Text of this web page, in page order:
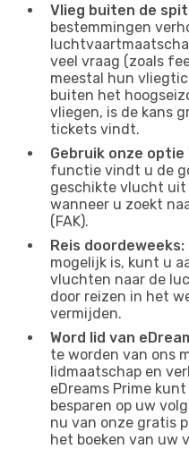
Vlieg buiten de
bestemmingen
veel vraag (zoals
meestal hun
buiten het
vliegen, is de kans
tickets vindt.
Gebruik onze optie
functie vindt u de
geschikte vlucht
wanneer u zoekt
(FAK).
Reis doordeweeks:
mogelijk is, kunt u
vluchten naar de
door reizen in het
vermijden.
Word lid van
te worden van ons
lidmaatschap en
eDreams Prime
besparen op uw
nu van onze gratis
het boeken van uw